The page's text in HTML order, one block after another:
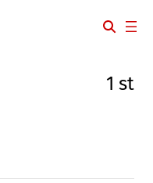
1 st